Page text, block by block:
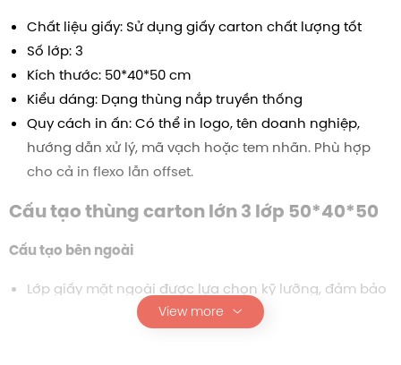
Chất liệu giấy: Sử dụng giấy carton chất lượng tốt
Số lớp: 3
Kích thước: 50*40*50cm
Kiểu dáng: Dạng thùng nắp truyền thống
Quy cách in ấn: Có thể in logo, tên doanh nghiệp,
hướng dẫn xử lý, mã vạch hoặc tem nhãn. Phù hợp
cho cả in flexo lẫn offset.
Cấu tạothùng carton lớn 3 lớp 50*40*50
Cấu tạo bên ngoài
Lớp giấy mặt ngoài được lựa chọn kỹ lưỡng, đảm bảo
độ dày, độ bền và khả năng chịu tác động cơ học.
View more